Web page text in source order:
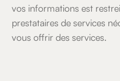
vos informations est
prestataires de services
vous offrir des services.